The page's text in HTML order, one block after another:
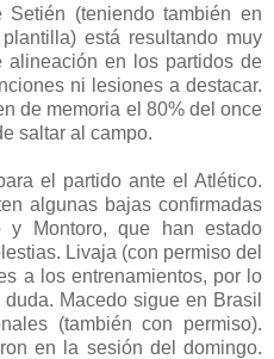
Setién (teniendo también en
está resultando muy
alineación en los partidos de
ni lesiones a destacar.
de memoria el 80% del once
saltar al campo.
el partido ante el Atlético.
algunas bajas confirmadas
Montoro, que han estado
Livaja (con permiso del
a los entrenamientos, por lo
Macedo sigue en Brasil
(también con permiso).
en la sesión del domingo.